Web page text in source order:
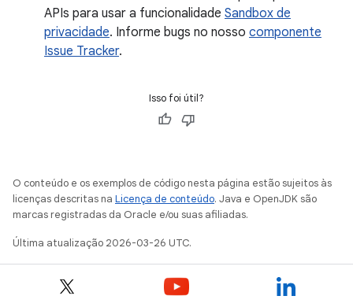
APIs para usar a funcionalidade Sandbox de
privacidade. Informe bugs no nosso componente
Issue Tracker.
Isso foi útil?
O conteúdo e os exemplos de código nesta página estão sujeitos às
licenças descritas na Licença de conteúdo. Java e OpenJDK são
marcas registradas da Oracle e/ou suas afiliadas.
Última atualização 2026-03-26 UTC.